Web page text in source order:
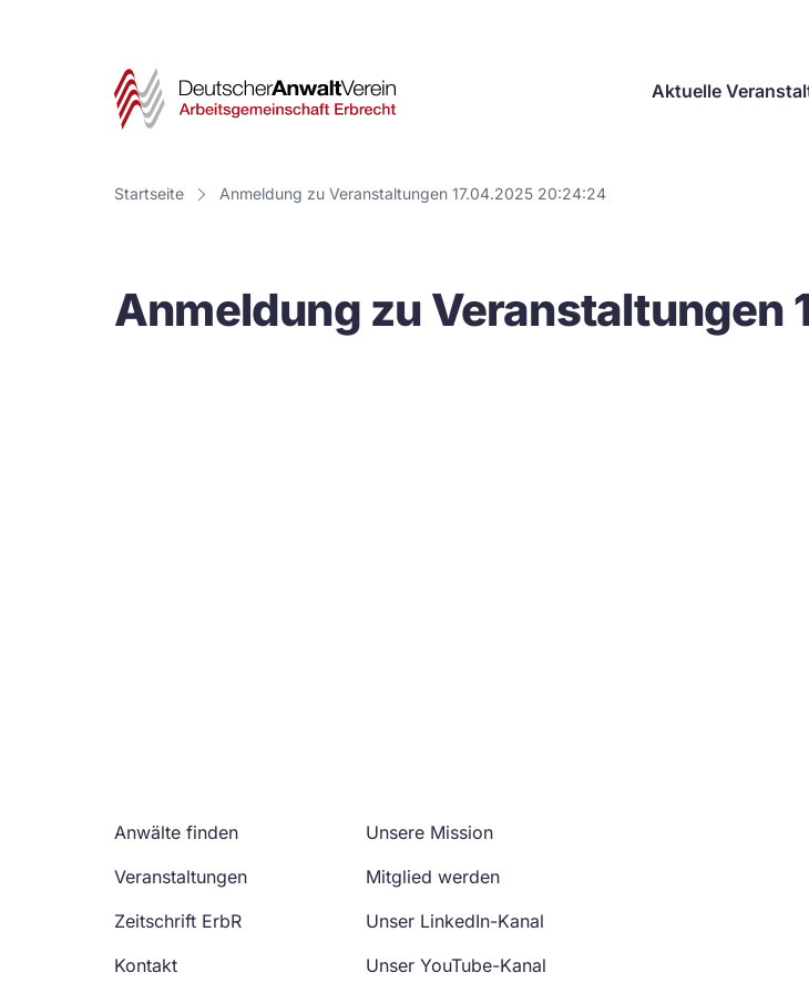
Deutscher
Verein
Aktuelle
Startseite Anmeldung zu Veranstaltungen 17.04.2025 20:24:24
Anmeldung zu Veranstaltungen
Anwälte finden
Veranstaltungen
Zeitschrift ErbR
Kontakt
Unsere Mission
Mitglied werden
Unser LinkedIn-Kanal
Unser YouTube-Kanal